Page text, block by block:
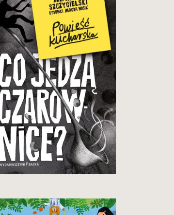
Szósty tom przygód młodziutkiej
czarownicy to najprawdziwsza
powieść kucharska, w której
Majka gotuje w towarzystwie
starych i nowych magicznych
znajomych.
29,90 zł
Zobacz i kup